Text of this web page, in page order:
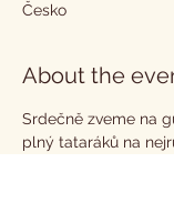
Česko
About the
Srdečně zveme na
plný tataráků na